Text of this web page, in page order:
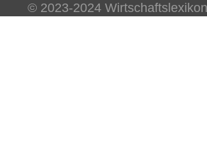
© 2023-2024